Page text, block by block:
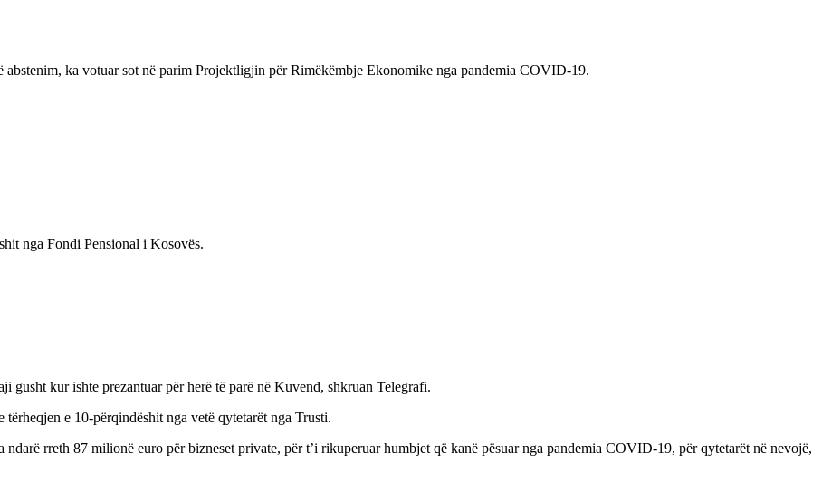
ka votuar sot në parim Projektligjin për Rimëkëmbje Ekonomike nga pandemia COVID-19.
nga Fondi Pensional i Kosovës.
gusht kur ishte prezantuar për herë të parë në Kuvend, shkruan Telegrafi.
e 10-përqindëshit nga vetë qytetarët nga Trusti.
rreth 87 milionë euro për bizneset private, për t’i rikuperuar humbjet që kanë pësuar nga pandemia COVID-19, për qytetarët në nevojë,